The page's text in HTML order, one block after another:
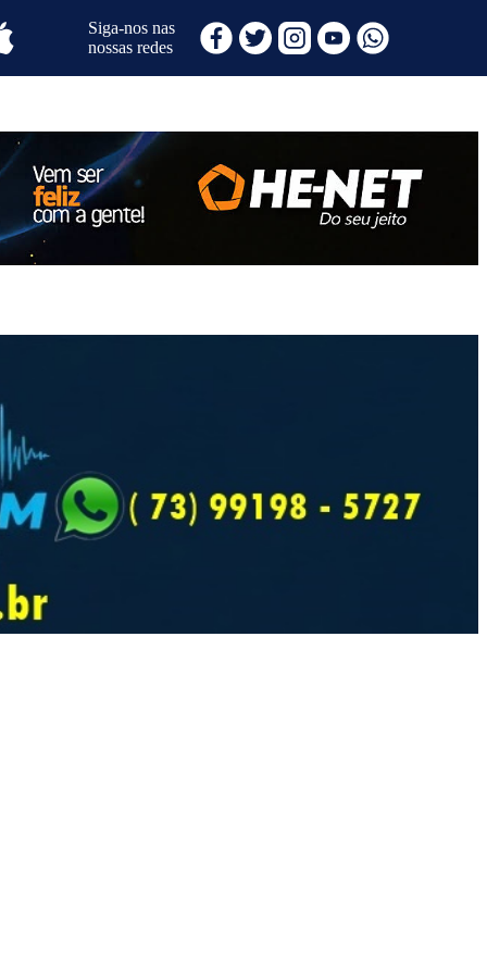
Siga-nos nas
nossas redes